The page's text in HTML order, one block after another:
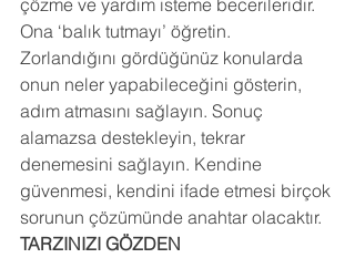
çözme ve yardım isteme becerileridir.
Ona ‘balık tutmayı’ öğretin.
Zorlandığını gördüğünüz konularda
onun neler yapabileceğini gösterin,
adım atmasını sağlayın. Sonuç
alamazsa destekleyin, tekrar
denemesini sağlayın. Kendine
güvenmesi, kendini ifade etmesi birçok
sorunun çözümünde anahtar olacaktır.
TARZINIZI GÖZDEN